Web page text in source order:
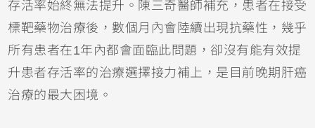
存活率始終無法提升。陳三奇醫師補充，患者在接受
標靶藥物治療後，數個月內會陸續出現抗藥性，幾乎
所有患者在1年內都會面臨此問題，卻沒有能有效提
升患者存活率的治療選擇接力補上，是目前晚期肝癌
治療的最大困境。